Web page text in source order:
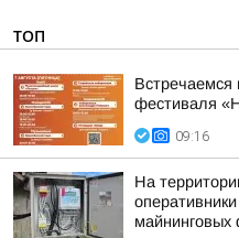
ТОП
Встречаемся
фестиваля
09:16
На
майнинговых